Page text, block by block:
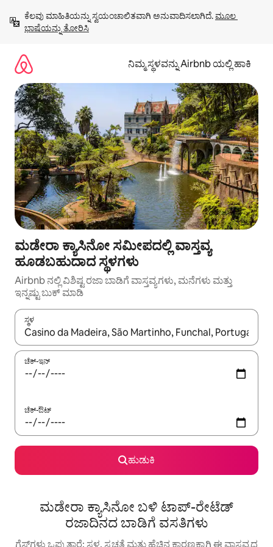
ಹೋಗಿ
ಕೆಲವು ಮಾಹಿತಿಯನ್ನು ಸ್ವಯಂಚಾಲಿತವಾಗಿ ಅನುವಾದಿಸಲಾಗಿದೆ. ಮೂಲ
ಭಾಷೆಯನ್ನು ತೋರಿಸಿ
ನಿಮ್ಮ ಸ್ಥಳವನ್ನು Airbnb ಯಲ್ಲಿ ಹಾಕಿ
ಮಡೇರಾ ಕ್ಯಾಸಿನೋ ಸಮೀಪದಲ್ಲಿ ವಾಸ್ತವ್ಯ
ಹೂಡಬಹುದಾದ ಸ್ಥಳಗಳು
Airbnb ನಲ್ಲಿ ವಿಶಿಷ್ಟ ರಜಾ ಬಾಡಿಗೆ ವಾಸ್ತವ್ಯಗಳು, ಮನೆಗಳು ಮತ್ತು
ಇನ್ನಷ್ಟು ಬುಕ್ ಮಾಡಿ
ಸ್ಥಳ
ಫಲಿತಾಂಶಗಳು ಲಭ್ಯವಿರುವಾಗ, ಅಪ್ ಮತ್ತು ಡೌನ್ ಬಾಣದ ಕೀಲಿಗಳೊಂದಿಗೆ
ಚೆಕ್-ಇನ್
ಚೆಕ್-ಔಟ್
ಹುಡುಕಿ
ಮಡೇರಾ ಕ್ಯಾಸಿನೋ ಬಳಿ ಟಾಪ್-ರೇಟೆಡ್
ರಜಾದಿನದ ಬಾಡಿಗೆ ವಸತಿಗಳು
ಗೆಸ್ಟ್‌ಗಳು ಒಪ್ಪುತ್ತಾರೆ: ಸ್ಥಳ, ಸ್ವಚ್ಛತೆ ಮತ್ತು ಹೆಚ್ಚಿನ ಕಾರಣಕ್ಕಾಗಿ ಈ ವಾಸ್ತವ್ಯದ